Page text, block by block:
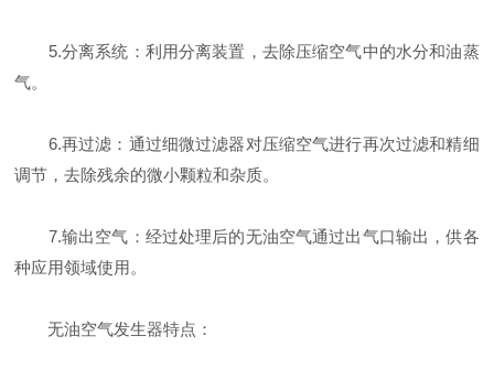
5.分离系统：利用分离装置，去除压缩空气中的水分和油蒸
气。
6.再过滤：通过细微过滤器对压缩空气进行再次过滤和精细
调节，去除残余的微小颗粒和杂质。
7.输出空气：经过处理后的无油空气通过出气口输出，供各
种应用领域使用。
无油空气发生器特点：